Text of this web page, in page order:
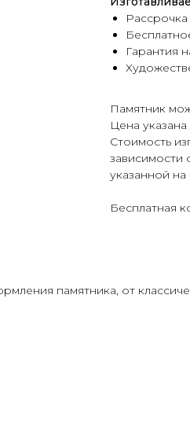
Гарантия
Памятник
Цена
Стоимость
зависимости
указанной на
Бесплатная
памятника, от